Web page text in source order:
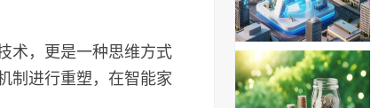
，更是一种思维方式
制进行重塑，在智能家